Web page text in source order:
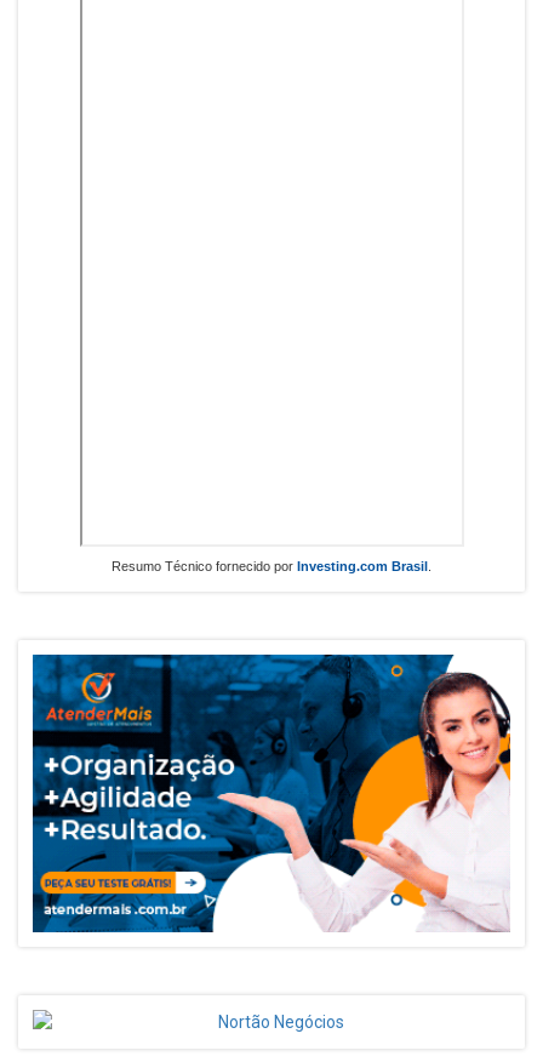
Resumo Técnico fornecido por Investing.com Brasil